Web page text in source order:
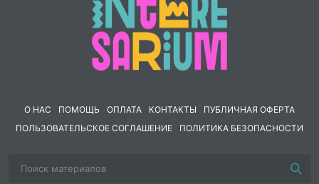
О НАС ПОМОЩЬ ОПЛАТА КОНТАКТЫ
ПУБЛИЧНАЯ ОФЕРТА
ПОЛЬЗОВАТЕЛЬСКОЕ СОГЛАШЕНИЕ
ПОЛИТИКА БЕЗОПАСНОСТИ